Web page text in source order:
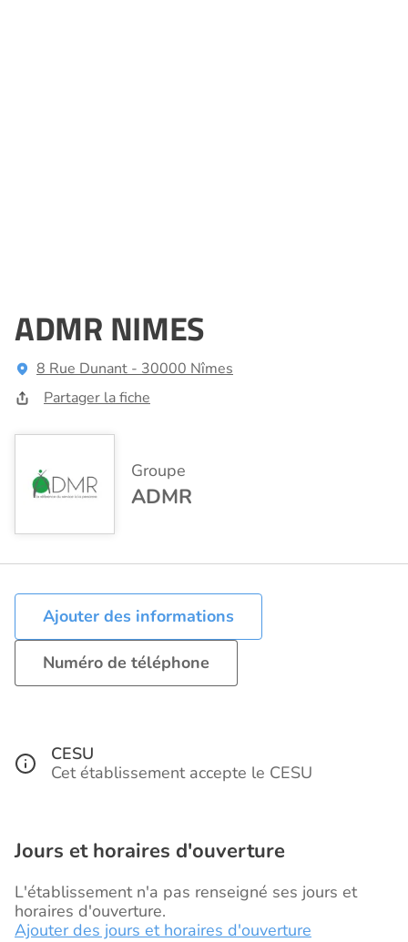
ADMR NIMES
8 Rue Dunant - 30000 Nîmes
Partager la fiche
Groupe
ADMR
Ajouter des informations
Numéro de téléphone
CESU
Cet établissement accepte le CESU
Jours et horaires d'ouverture
L'établissement n'a pas renseigné ses jours et
horaires d'ouverture.
Ajouter des jours et horaires d'ouverture